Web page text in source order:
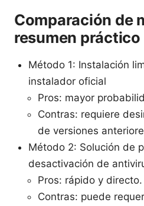
Comparación de
resumen práctico
Método 1: Instalación
instalador oficial
Pros: mayor
Contras: requiere
de versiones
Método 2: Solución de
desactivación de
Pros: rápido y directo.
Contras: puede